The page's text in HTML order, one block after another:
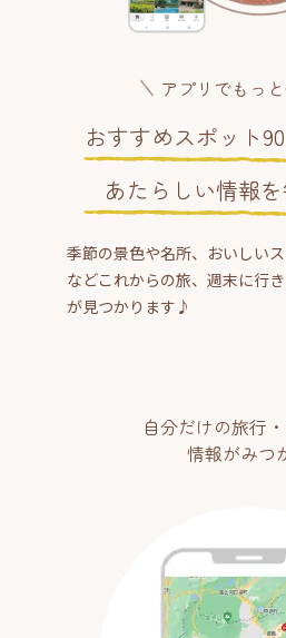
アプリでもっ
おすすめスポット
あたらしい情報
季節の景色や名所、おいしい
などこれからの旅、週末に行
が見つかります♪
自分だけの旅行
情報がみつ